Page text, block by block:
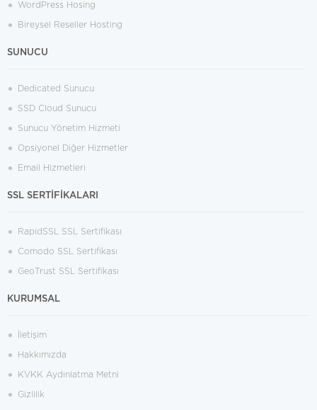
WordPress Hosing
Bireysel Reseller Hosting
SUNUCU
Dedicated Sunucu
SSD Cloud Sunucu
Sunucu Yönetim Hizmeti
Opsiyonel Diğer Hizmetler
Email Hizmetleri
SSL SERTİFİKALARI
RapidSSL SSL Sertifikası
Comodo SSL Sertifikası
GeoTrust SSL Sertifikası
KURUMSAL
İletişim
Hakkımızda
KVKK Aydınlatma Metni
Gizlilik